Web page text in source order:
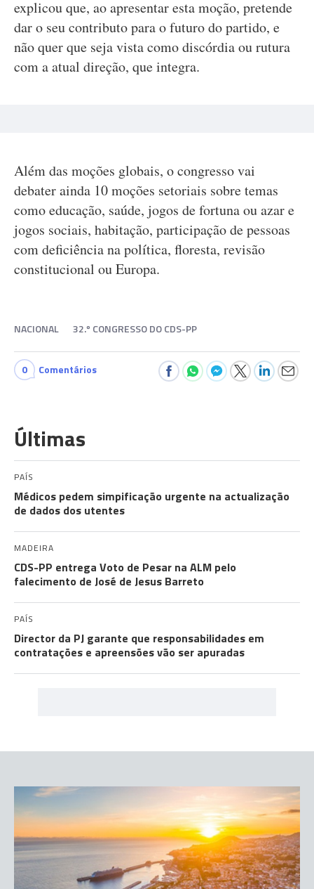
explicou que, ao apresentar esta moção, pretende
dar o seu contributo para o futuro do partido, e
não quer que seja vista como discórdia ou rutura
com a atual direção, que integra.
Além das moções globais, o congresso vai
debater ainda 10 moções setoriais sobre temas
como educação, saúde, jogos de fortuna ou azar e
jogos sociais, habitação, participação de pessoas
com deficiência na política, floresta, revisão
constitucional ou Europa.
NACIONAL 32.º CONGRESSO DO CDS-PP
0 Comentários
Últimas
PAÍS
Médicos pedem simpificação urgente na actualização
de dados dos utentes
MADEIRA
CDS-PP entrega Voto de Pesar na ALM pelo
falecimento de José de Jesus Barreto
PAÍS
Director da PJ garante que responsabilidades em
contratações e apreensões vão ser apuradas